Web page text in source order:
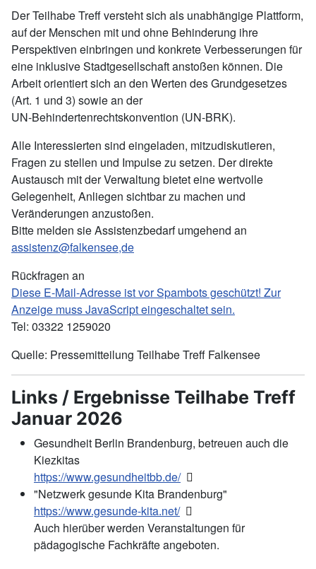
Der Teilhabe Treff versteht sich als unabhängige Plattform,
auf der Menschen mit und ohne Behinderung ihre
Perspektiven einbringen und konkrete Verbesserungen für
eine inklusive Stadtgesellschaft anstoßen können. Die
Arbeit orientiert sich an den Werten des Grundgesetzes
(Art. 1 und 3) sowie an der
UN‑Behindertenrechtskonvention (UN‑BRK).
Alle Interessierten sind eingeladen, mitzudiskutieren,
Fragen zu stellen und Impulse zu setzen. Der direkte
Austausch mit der Verwaltung bietet eine wertvolle
Gelegenheit, Anliegen sichtbar zu machen und
Veränderungen anzustoßen.
Bitte melden sie Assistenzbedarf umgehend an
assistenz@falkensee,de
Rückfragen an
Diese E-Mail-Adresse ist vor Spambots geschützt! Zur
Anzeige muss JavaScript eingeschaltet sein.
Tel: 03322 1259020
Quelle: Pressemitteilung Teilhabe Treff Falkensee
Links / Ergebnisse Teilhabe Treff
Januar 2026
Gesundheit Berlin Brandenburg, betreuen auch die
Kiezkitas
https://www.gesundheitbb.de/
"Netzwerk gesunde Kita Brandenburg"
https://www.gesunde-kita.net/
Auch hierüber werden Veranstaltungen für
pädagogische Fachkräfte angeboten.